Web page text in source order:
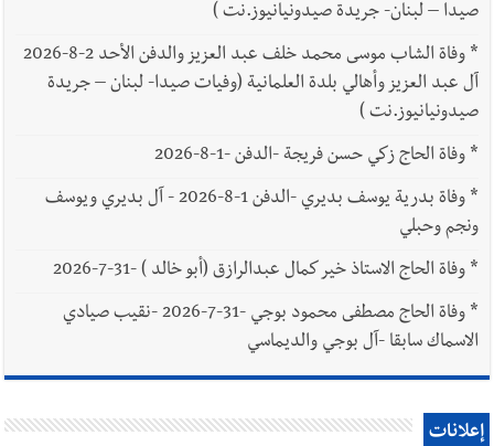
صيدا – لبنان- جريدة صيدونيانيوز.نت )
*
وفاة الشاب موسى محمد خلف عبد العزيز والدفن الأحد 2-8-2026
آل عبد العزيز وأهالي بلدة العلمانية (وفيات صيدا- لبنان – جريدة
صيدونيانيوز.نت )
*وفاة الحاج زكي حسن فريجة -الدفن -1-8-2026
*
وفاة بدرية يوسف بديري -الدفن 1-8-2026 - آل بديري ويوسف
ونجم وحبلي
*وفاة الحاج الاستاذ خير كمال عبدالرازق (أبو خالد ) -31-7-2026
*
وفاة الحاج مصطفى محمود بوجي -31-7-2026 -نقيب صيادي
الاسماك سابقا -آل بوجي والديماسي
إعلانات